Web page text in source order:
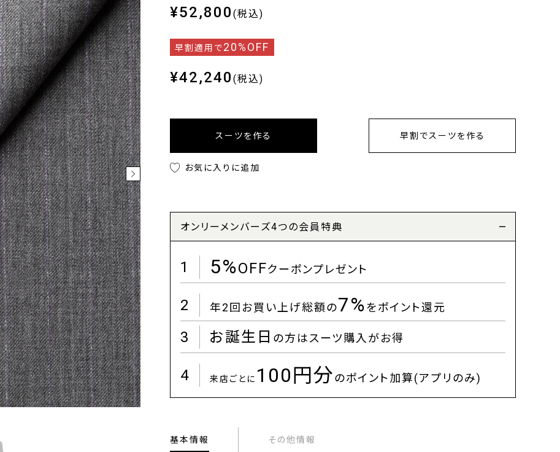
¥52,800 (税込)
早割適用で20%OFF
¥42,240 (税込)
スーツを作る 早割でスーツを作る
お気に入りに追加
オンリーメンバーズ4つの会員特典
1 5%OFFクーポンプレゼント
2 年2回お買い上げ総額の7%をポイント還元
3 お誕生日 の方はスーツ購入がお得
4 来店ごとに 100円分のポイント加算(アプリのみ)
基本情報 その他情報